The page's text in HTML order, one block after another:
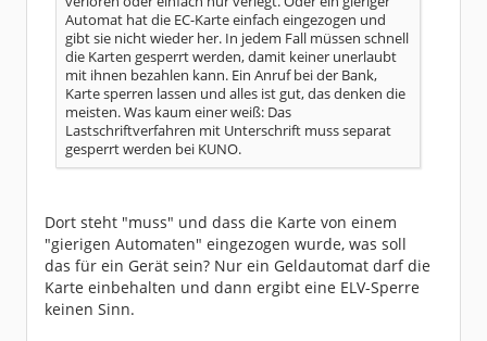
Automat hat die EC-Karte einfach eingezogen und
gibt sie nicht wieder her. In jedem Fall müssen schnell
die Karten gesperrt werden, damit keiner unerlaubt
mit ihnen bezahlen kann. Ein Anruf bei der Bank,
Karte sperren lassen und alles ist gut, das denken die
meisten. Was kaum einer weiß: Das
Lastschriftverfahren mit Unterschrift muss separat
gesperrt werden bei KUNO.
Dort steht "muss" und dass die Karte von einem
"gierigen Automaten" eingezogen wurde, was soll
das für ein Gerät sein? Nur ein Geldautomat darf die
Karte einbehalten und dann ergibt eine ELV-Sperre
keinen Sinn.